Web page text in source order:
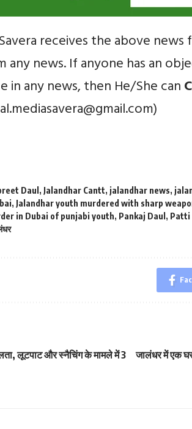
receives the above news
any news. If anyone has an
in any news, then He/She can
Daul , Jalandhar Cantt, jalandhar news,
, Jalandhar youth murdered with sharp
in Dubai of punjabi youth, Pankaj Daul , Patti
लूटपाट और स्नैचिंग के मामले में 3
जालंधर में एक